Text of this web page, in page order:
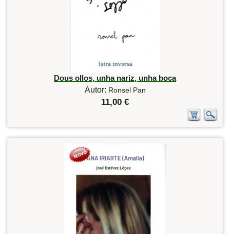
Dous ollos, unha nariz, unha boca
Autor: Ronsel Pan
11,00 €